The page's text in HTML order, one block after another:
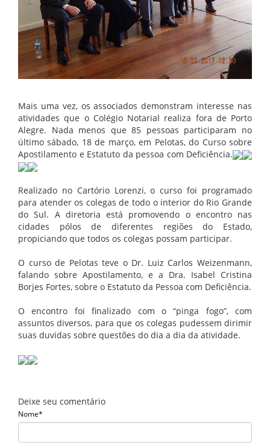
Mais uma vez, os associados demonstram interesse nas
atividades que o Colégio Notarial realiza fora de Porto
Alegre. Nada menos que 85 pessoas participaram no
último sábado, 18 de março, em Pelotas, do Curso sobre
Apostilamento e Estatuto da pessoa com Deficiência.
Realizado no Cartório Lorenzi, o curso foi programado
para atender os colegas de todo o interior do Rio Grande
do Sul. A diretoria está promovendo o encontro nas
cidades pólos de diferentes regiões do Estado,
propiciando que todos os colegas possam participar.
O curso de Pelotas teve o Dr. Luiz Carlos Weizenmann,
falando sobre Apostilamento, e a Dra. Isabel Cristina
Borjes Fortes, sobre o Estatuto da Pessoa com Deficiência.
O encontro foi finalizado com o “pinga fogo”, com
assuntos diversos, para que os colegas pudessem dirimir
suas duvidas sobre questões do dia a dia da atividade.
Deixe seu comentário
Nome*